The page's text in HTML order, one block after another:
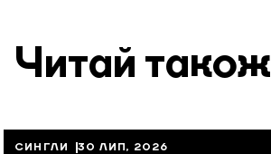
Читай також
СИНГЛИ 30 ЛИП, 2026